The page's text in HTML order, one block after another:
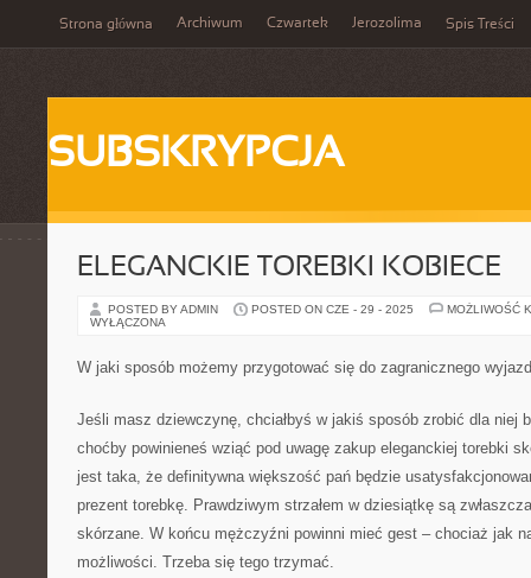
Strona główna Archiwum Czwartek Jerozolima Spis Treści
SUBSKRYPCJA
ELEGANCKIE TOREBKI KOBIECE
POSTED BY ADMIN POSTED ON CZE - 29 - 2025
MOŻLIWOŚĆ
WYŁĄCZONA
W jaki sposób możemy przygotować się do zagranicznego
Jeśli masz dziewczynę, chciałbyś w jakiś sposób zrobić dla niej
choćby powinieneś wziąć pod uwagę zakup eleganckiej torebki
jest taka, że definitywna większość pań będzie
prezent torebkę. Prawdziwym strzałem w dziesiątkę są
skórzane. W końcu mężczyźni powinni mieć gest – chociaż jak
możliwości. Trzeba się tego trzymać.